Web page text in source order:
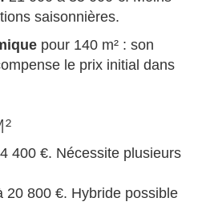
saisonnières.
pour 140 m² : son
le prix initial dans
400 €. Nécessite plusieurs
20 800 €. Hybride possible